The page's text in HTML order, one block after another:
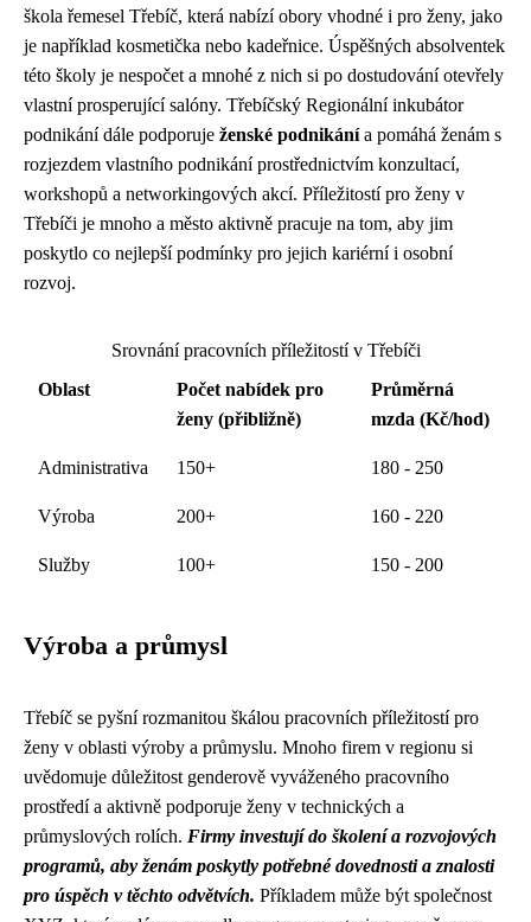
škola řemesel Třebíč, která nabízí obory vhodné i pro ženy, jako
je například kosmetička nebo kadeřnice. Úspěšných absolventek
této školy je nespočet a mnohé z nich si po dostudování otevřely
vlastní prosperující salóny. Třebíčský Regionální inkubátor
podnikání dále podporuje ženské podnikánía pomáhá ženám s
rozjezdem vlastního podnikání prostřednictvím konzultací,
workshopů a networkingových akcí. Příležitostí pro ženy v
Třebíči je mnoho a město aktivně pracuje na tom, aby jim
poskytlo co nejlepší podmínky pro jejich kariérní i osobní
rozvoj.
Srovnání pracovních příležitostí v Třebíči
Oblast
Počet nabídek pro
ženy (přibližně)
Průměrná
mzda (Kč/hod)
Administrativa 150+ 180 - 250
Výroba 200+ 160 - 220
Služby 100+ 150 - 200
Výroba a průmysl
Třebíč se pyšní rozmanitou škálou pracovních příležitostí pro
ženy v oblasti výroby a průmyslu. Mnoho firem v regionu si
uvědomuje důležitost genderově vyváženého pracovního
prostředí a aktivně podporuje ženy v technických a
průmyslových rolích. Firmy investují do školení a rozvojových
programů, aby ženám poskytly potřebné dovednosti a znalosti
pro úspěch v těchto odvětvích. Příkladem může být společnost